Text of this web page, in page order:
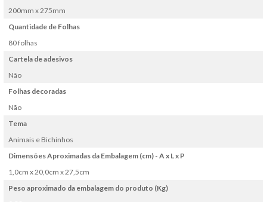
200mm x 275mm
Quantidade de Folhas
80 folhas
Cartela de adesivos
Não
Folhas decoradas
Não
Tema
Animais e Bichinhos
Dimensões Aproximadas da Embalagem (cm) - A x L x P
1,0cm x 20,0cm x 27,5cm
Peso aproximado da embalagem do produto (Kg)